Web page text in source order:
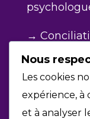
→
comptes
→ Membre
des
Nous
Les cookies
expérience, à
et à analyser